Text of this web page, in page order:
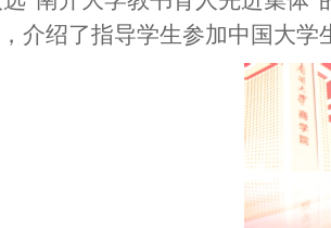
介绍了指导学生参加中国大学